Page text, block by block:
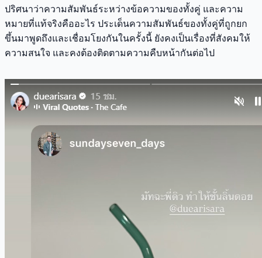
ปริศนาว่าความสัมพันธ์ระหว่างข้อความของทั้งคู่ และความ
หมายที่แท้จริงคืออะไร ประเด็นความสัมพันธ์ของทั้งคู่ที่ถูกยก
ขึ้นมาพูดถึงและเชื่อมโยงกันในครั้งนี้ ยังคงเป็นเรื่องที่สังคมให้
ความสนใจ และคงต้องติดตามความคืบหน้ากันต่อไป